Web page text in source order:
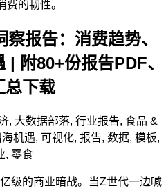
费的韧性。
报告：消费趋势、
附80+份报告PDF、
总下载
, 大数据部落, 行业报告, 食品 &
海机遇, 可视化, 报告, 数据, 模板,
, 零食
级的商业暗战。当Z世代一边喊